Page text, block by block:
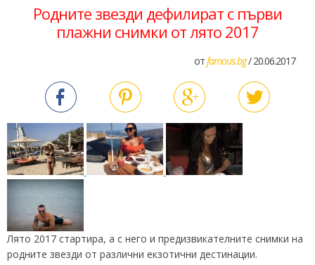
Родните звезди дефилират с първи
плажни снимки от лято 2017
отfamous.bg/ 20.06.2017
Лято 2017 стартира, а с него и предизвикателните снимки на
родните звезди от различни екзотични дестинации.